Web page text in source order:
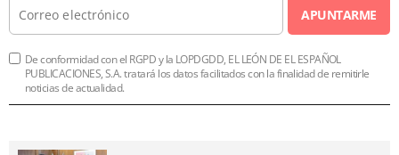
APUNTARME
De conformidad con el RGPD y la LOPDGDD, EL LEÓN DE EL ESPAÑOL
PUBLICACIONES, S.A. tratará los datos facilitados con la finalidad de remitirle
noticias de actualidad.